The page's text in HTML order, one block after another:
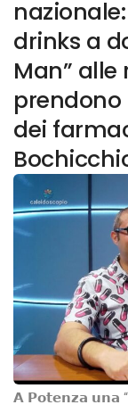
drinks a
Man”
dei
𝗔 𝗣𝗼𝘁𝗲𝗻𝘇𝗮 𝘂𝗻𝗮